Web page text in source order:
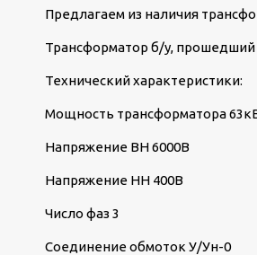
Предлагаем из наличия
Трансформатор б/у,
Технический характеристики:
Мощность трансформатора
Напряжение ВН 6000В
Напряжение НН 400В
Число фаз 3
Соединение обмоток У/Ун-0